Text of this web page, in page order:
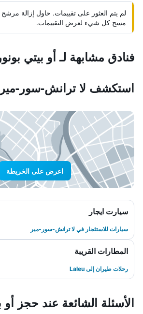
لم يتم العثور على تقييمات. حاول إزالة مرشح
مسح كل شيء لعرض التقييمات.
فنادق مشابهة لـ أو بيتي بونور
استكشف لا ترانش-سور-مير
اعرض على الخريطة
سيارت ايجار
سيارات للاستئجار في لا ترانش-سور-مير
المطارات القريبة
رحلات طيران إلى Laleu
الأسئلة الشائعة عند حجز أو